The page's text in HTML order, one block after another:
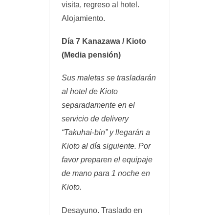
visita, regreso al hotel.
Alojamiento.
Día 7 Kanazawa / Kioto
(Media pensión)
Sus maletas se trasladarán
al hotel de Kioto
separadamente en el
servicio de delivery
“Takuhai-bin” y llegarán a
Kioto al día siguiente. Por
favor preparen el equipaje
de mano para 1 noche en
Kioto.
Desayuno. Traslado en